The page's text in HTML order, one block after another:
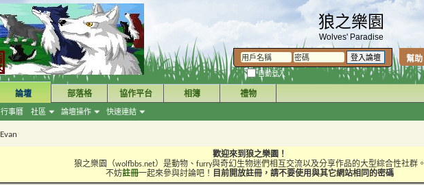
狼之樂園
Wolves' Paradise
幫助
自動登入
論壇
行事曆 社區 論壇操作 快速連結
部落格 協作平台 相簿 禮物
Evan
歡迎來到狼之樂園！
狼之樂園（wolfbbs.net）是動物、furry與奇幻生物迷們相互交流以及分享作品的大型綜合性社群。
不妨註冊一起來參與討論吧！ 目前開放註冊，請不要使用與其它網站相同的密碼